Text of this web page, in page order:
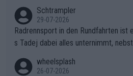
ering die 7 Sekunden zu Niewiadoma
d den Abstand hat anwachsen
Fehler, der den Tour Sieg kosten
Zögerlichkeit von Demi Vollering in
Schtrampler
29-07-2026
Radrennsport in den Rundfahrten ist
s Tadej dabei alles unternimmt, nebst
ganze Team auch mental stark zu
wheelsplash
26-07-2026